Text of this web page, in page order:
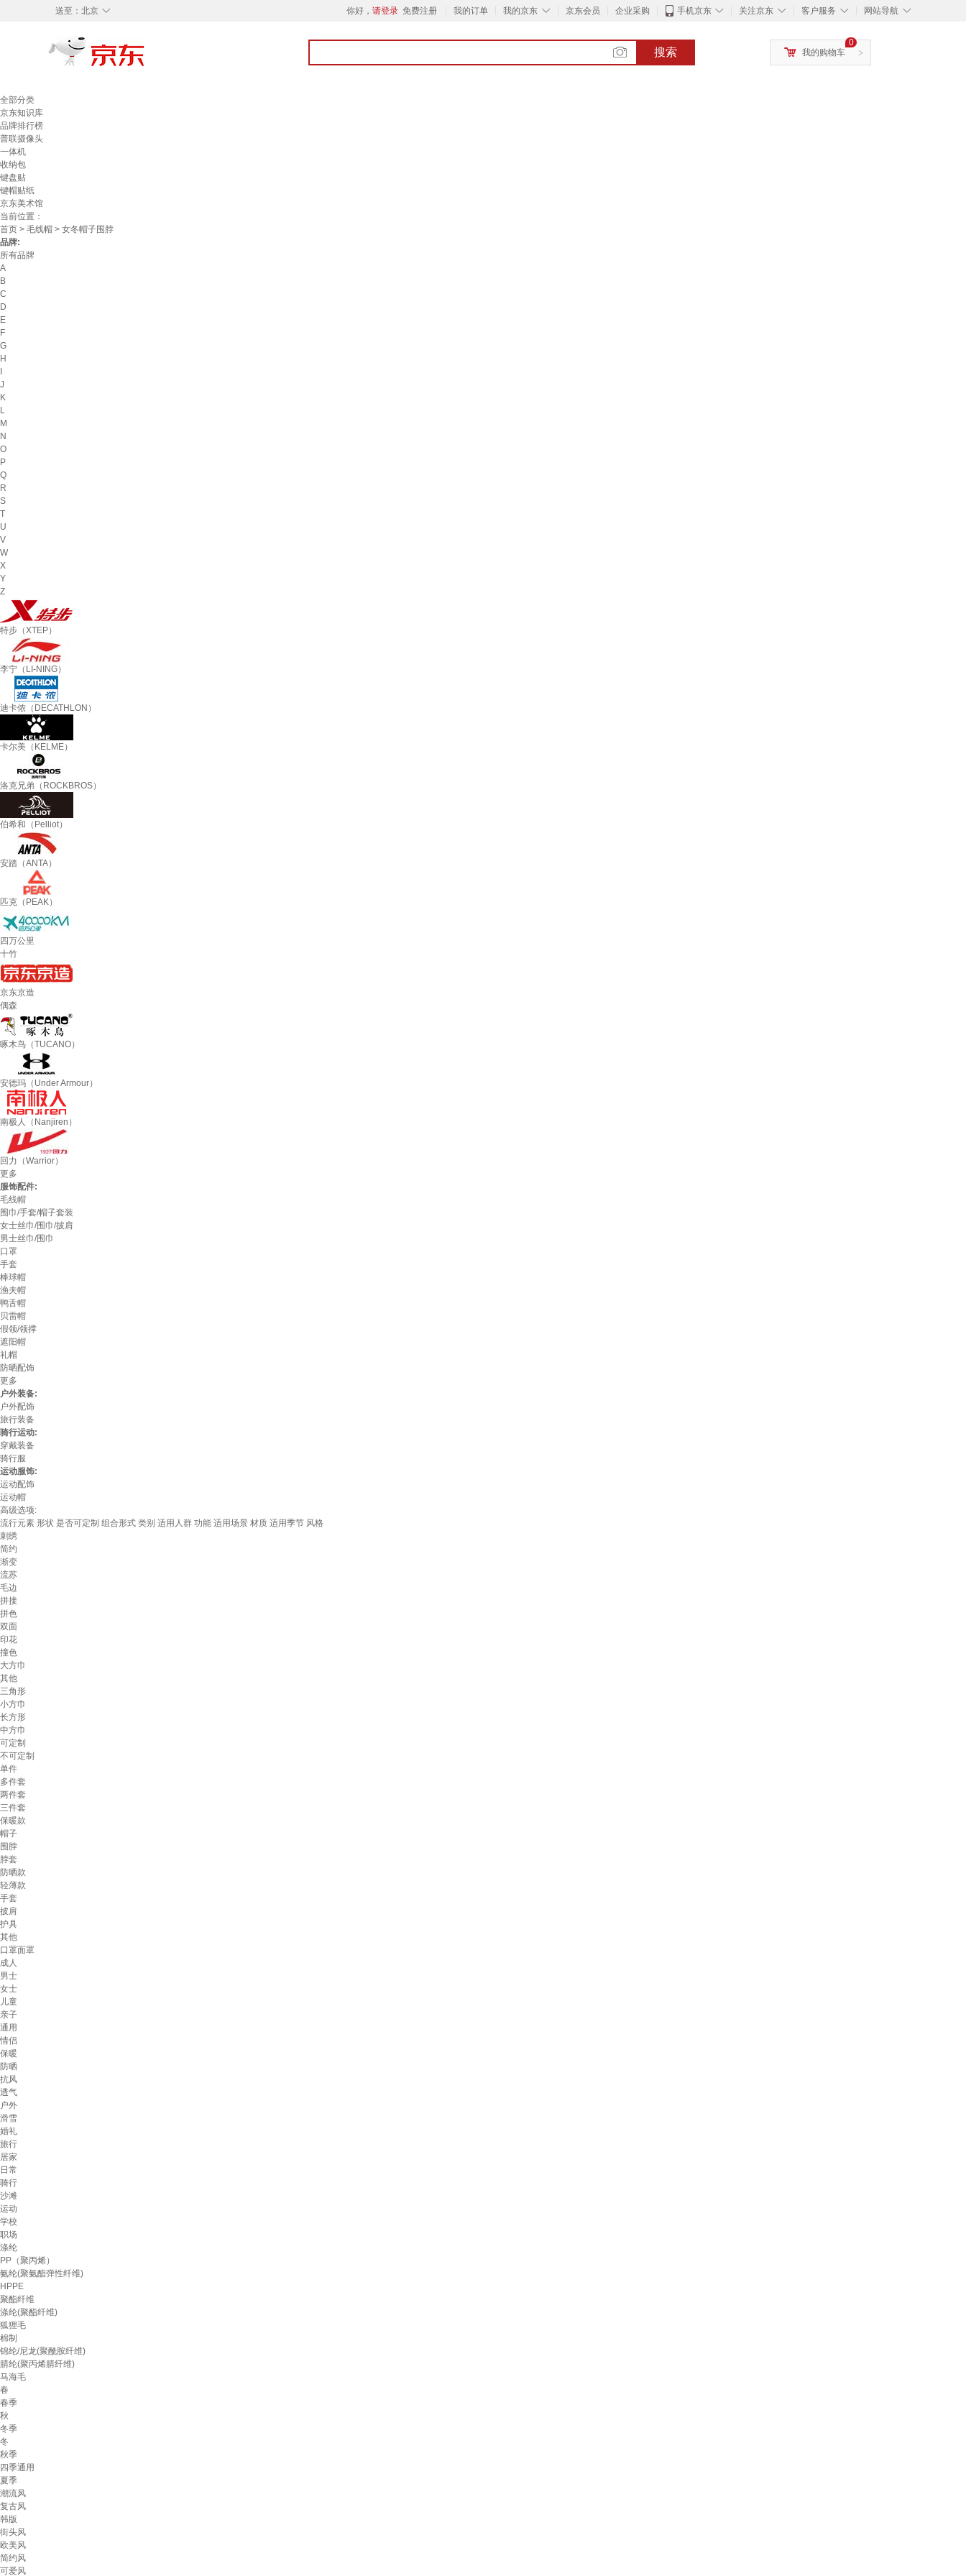
◇
送至： 北京 你好， 请登录 免费注册 我的订单 ◇
我的京东 京东会员 企业采购 ◇
手机京东 ◇
关注京东 ◇
客户服务 ◇
网站导航
搜索 >
0
我的购物车
全部分类
京东知识库
品牌排行榜
普联摄像头
一体机
收纳包
键盘贴
键帽贴纸
京东美术馆
当前位置：
首页 > 毛线帽 > 女冬帽子围脖
品牌:
所有品牌
A
B
C
D
E
F
G
H
J
K
L
M
N
O
P
Q
R
S
T
U
V
W
X
Y
Z
特步（XTEP）
李宁（LI-NING）
迪卡侬（DECATHLON）
卡尔美（KELME）
洛克兄弟（ROCKBROS）
伯希和（Pelliot）
安踏（ANTA）
匹克（PEAK）
四万公里
十竹
京东京造
偶森
啄木鸟（TUCANO）
安德玛（Under Armour）
南极人（Nanjiren）
回力（Warrior）
更多
服饰配件:
毛线帽
围巾/手套/帽子套装
女士丝巾/围巾/披肩
男士丝巾/围巾
口罩
手套
棒球帽
渔夫帽
鸭舌帽
贝雷帽
假领/领撑
遮阳帽
礼帽
防晒配饰
更多
户外装备:
户外配饰
旅行装备
骑行运动:
穿戴装备
骑行服
运动服饰:
运动配饰
运动帽
高级选项:
流行元素 形状 是否可定制 组合形式 类别 适用人群 功能 适用场景 材质 适用季节 风格
刺绣
简约
渐变
流苏
毛边
拼接
拼色
双面
印花
撞色
大方巾
其他
三角形
小方巾
长方形
中方巾
可定制
不可定制
单件
多件套
两件套
三件套
保暖款
帽子
围脖
脖套
防晒款
轻薄款
手套
披肩
护具
其他
口罩面罩
成人
男士
女士
儿童
亲子
通用
情侣
保暖
防晒
抗风
透气
户外
滑雪
婚礼
旅行
居家
日常
骑行
沙滩
运动
学校
职场
涤纶
PP（聚丙烯）
氨纶(聚氨酯弹性纤维)
HPPE
聚酯纤维
涤纶(聚酯纤维)
狐狸毛
棉制
锦纶/尼龙(聚酰胺纤维)
腈纶(聚丙烯腈纤维)
马海毛
春
春季
秋
冬季
冬
秋季
四季通用
夏季
潮流风
复古风
韩版
街头风
欧美风
简约风
可爱风